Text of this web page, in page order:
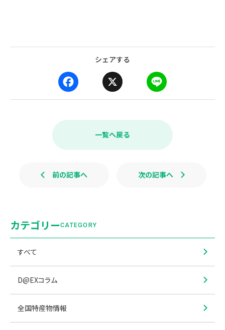
シェアする
a
e
k
i
e
一覧へ戻る
前の記事へ 次の記事へ
カテゴリーCATEGORY
すべて
D@EXコラム
全国特産物情報